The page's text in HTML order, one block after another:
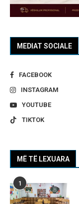
MEDIAT SOCIALE
FACEBOOK
INSTAGRAM
YOUTUBE
TIKTOK
MË TË LEXUARA
1